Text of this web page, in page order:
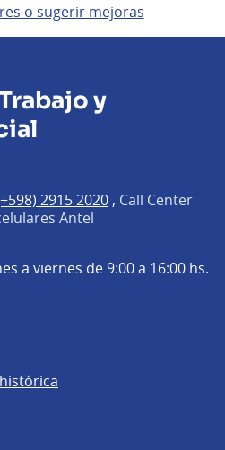
o sugerir mejoras
y
2915 2020 , Call Center
Antel
a viernes de 9:00 a 16:00 hs.